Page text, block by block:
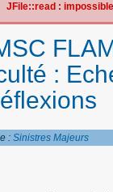
JFile::read :
:
: Sinistres Majeurs